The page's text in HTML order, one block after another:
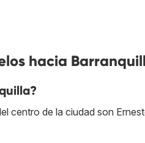
hacia
centro de la ciudad son